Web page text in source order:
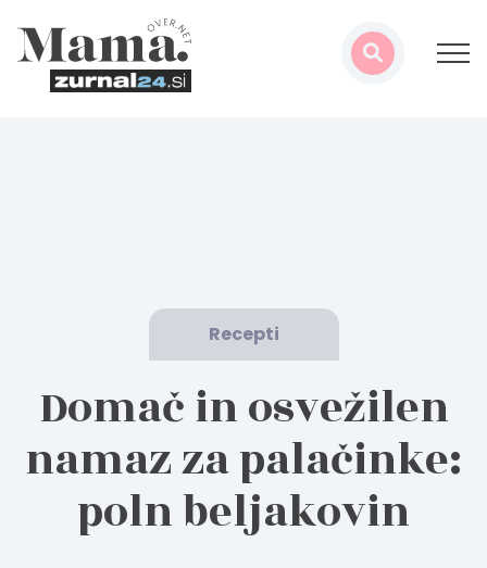
Recepti
Domač in osvežilen
namaz za palačinke:
poln beljakovin